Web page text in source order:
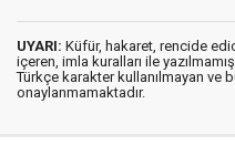
UYARI: Küfür, hakaret, rencide
içeren, imla kuralları ile
Türkçe karakter kullanılmayan ve
onaylanmamaktadır.